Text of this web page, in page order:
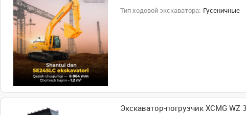
Тип ходовой экскаватора: Гусеничные
Экскаватор-погрузчик XCMG WZ